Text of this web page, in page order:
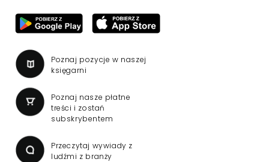
Poznaj pozycje w naszej
księgarni
Poznaj nasze płatne
treści i zostań
subskrybentem
Przeczytaj wywiady z
ludźmi z branży